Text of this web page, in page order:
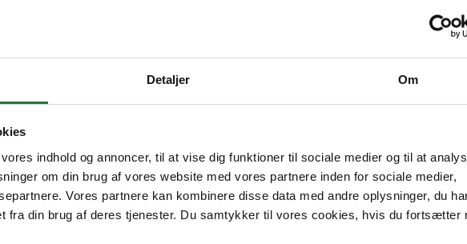
Detaljer Om
indhold og annoncer, til at vise dig funktioner til sociale medier og til at
om din brug af vores website med vores partnere inden for sociale medier,
Vores partnere kan kombinere disse data med andre oplysninger, du
fra din brug af deres tjenester. Du samtykker til vores cookies, hvis du fortsætter